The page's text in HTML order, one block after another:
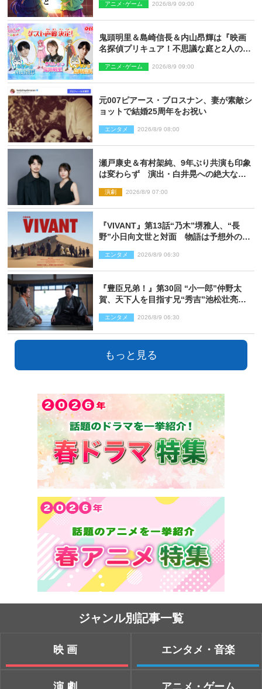
アニメ･ゲーム 2026/8/9 09:00
鬼頭明里＆島崎信長＆内山昂輝は『映画
名探偵プリキュア！不思議な庭と2人の秘
アニメ･ゲーム 2026/8/9 09:00
元007ピアース・ブロスナン、妻が素敵シ
ョットで結婚25周年をお祝い
エンタメ 2026/8/9 08:00
瀬戸康史＆有村架純、9年ぶり共演も印象
は変わらず 演出・白井晃への絶大なる
演劇 2026/8/9 07:00
『VIVANT』第13話“乃木”堺雅人、“長
野”小日向文世と対面 物語は予想外の展
エンタメ 2026/8/9 06:30
『豊臣兄弟！』第30回 “小一郎”仲野太
賀、天下人を目指す兄“秀吉”池松壮亮
エンタメ 2026/8/9 06:30
もっと見る
ジャンル別記事一覧
映画
演劇
エンタメ・音楽
アニメ・ゲーム